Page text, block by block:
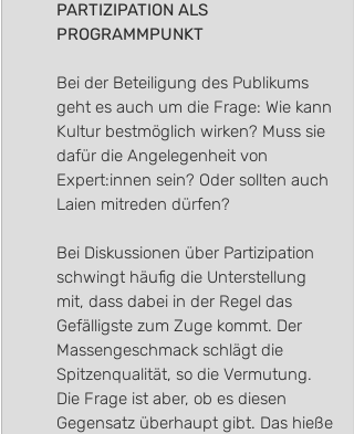
PARTIZIPATION ALS
PROGRAMMPUNKT
Bei der Beteiligung des Publikums
geht es auch um die Frage: Wie kann
Kultur bestmöglich wirken? Muss sie
dafür die Angelegenheit von
Expert:innen sein? Oder sollten auch
Laien mitreden dürfen?
Bei Diskussionen über Partizipation
schwingt häufig die Unterstellung
mit, dass dabei in der Regel das
Gefälligste zum Zuge kommt. Der
Massengeschmack schlägt die
Spitzenqualität, so die Vermutung.
Die Frage ist aber, ob es diesen
Gegensatz überhaupt gibt. Das hieße